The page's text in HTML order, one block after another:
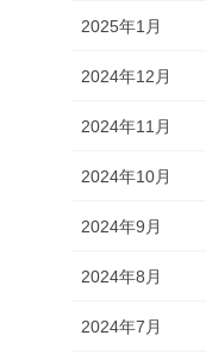
2025年1月
2024年12月
2024年11月
2024年10月
2024年9月
2024年8月
2024年7月